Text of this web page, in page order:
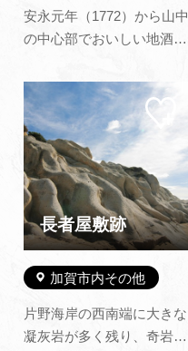
安永元年（1772）から山中
の中心部でおいしい地酒
をしている酒蔵です。山中
温泉を一望する薬師山麓に
ある医王寺の境内から湧き
出る名水「薬水」を仕込み
水に使用しています。大吟
醸酒の香りを封じ込んだ酒
粕ソフトクリームは自家製
で自慢商品…
長者屋敷跡
加賀市内その他
片野海岸の西南端に大きな
凝灰岩が多く残り、奇岩怪
マイ
ペー
ジに